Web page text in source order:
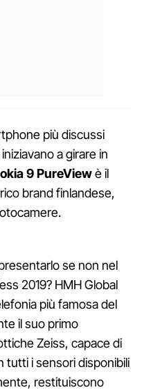
più discussi
a girare in
9 PureViewè il
brand finlandese,
se non nel
2019? HMH Global
più famosa del
il suo primo
Zeiss, capace di
tutti i sensori disponibili
restituiscono